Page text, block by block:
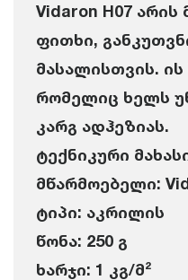
Vidaron H07
ფითხი,
მასალისთვის. ის
რომელიც ხელს
კარგ ადჰეზიას.
ტექნიკური
მწარმოებელი:
ტიპი: აკრილის
წონა: 250 გ
ხარჯი: 1 კგ/მ²